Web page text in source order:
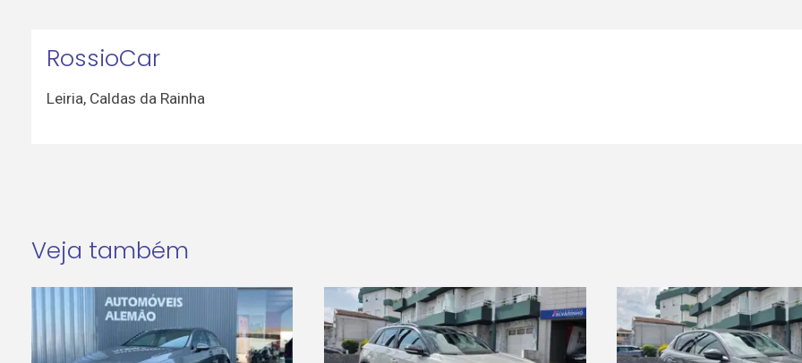
RossioCar
Leiria, Caldas da Rainha
Veja também